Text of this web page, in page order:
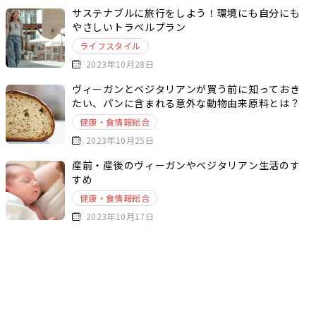
サステナブルに旅行をしよう！環境にも自分にも
やさしいトラベルプラン
ライフスタイル
2023年10月28日
ヴィーガンとベジタリアンが買う前に知っておき
たい、パンに含まれる意外な動物由来原料とは？
健康・食情報総合
2023年10月25日
産前・産後のヴィーガンやベジタリアン生活のす
すめ
健康・食情報総合
2023年10月17日